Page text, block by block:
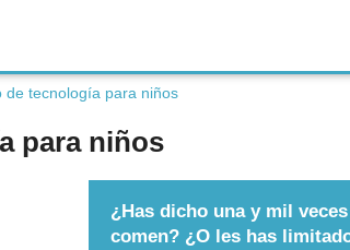
de tecnología para niños
para niños
¿Has dicho una y mil
comen? ¿O les has